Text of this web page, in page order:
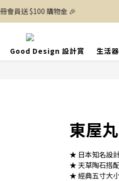
會員送 $100 購物金 🎉
Good Design 設計賞 生活
東屋
★ 日本知名設
★ 天草陶石搭
★ 經典五寸大